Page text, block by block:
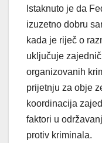
Istaknuto je da
izuzetno dobru
kada je riječ o
uključuje
organizovanih
prijetnju za obje
koordinacija
faktori u
protiv kriminala.